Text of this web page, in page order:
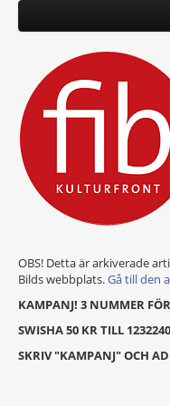
OBS! Detta är arkiverade
Bilds webbplats.Gå till den
KAMPANJ! 3 NUMMER
SWISHA 50 KR TILL
SKRIV "KAMPANJ" OCH